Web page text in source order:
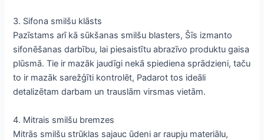
3. Sifona smilšu klāsts
Pazīstams arī kā sūkšanas smilšu blasters, Šīs izmanto
sifonēšanas darbību, lai piesaistītu abrazīvo produktu gaisa
plūsmā. Tie ir mazāk jaudīgi nekā spiediena sprādzieni, taču
to ir mazāk sarežģīti kontrolēt, Padarot tos ideāli
detalizētam darbam un trauslām virsmas vietām.
4. Mitrais smilšu bremzes
Mitrās smilšu strūklas sajauc ūdeni ar raupju materiālu,